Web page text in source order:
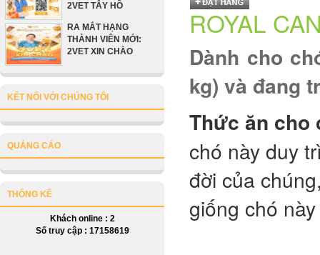
2VET TÂY HỒ
RA MẮT HẠNG
THÀNH VIÊN MỚI:
2VET XIN CHÀO
KẾT NỐI VỚI CHÚNG TÔI
QUẢNG CÁO
THỐNG KÊ
Khách online : 2
Số truy cập : 17158619
ROYAL
Dành cho
kg) và đang
Thức ăn cho
chó này duy
đời của
giống chó